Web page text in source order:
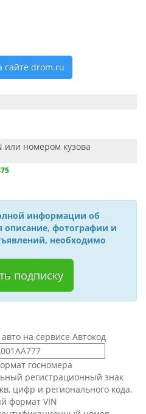
сайте drom.ru
или номером кузова
информации об
описание, фотографии и
необходимо
подписку
на сервисе Автокод
госномера
регистрационный знак
цифр и регионального кода.
формат VIN